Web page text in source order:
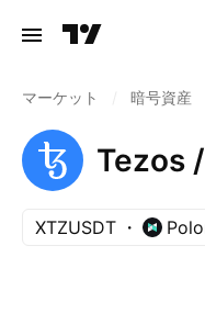
マーケット 暗号資産
Tezos
XTZUSDT